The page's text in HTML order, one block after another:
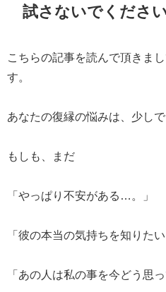
試さないでください
こちらの記事を読んで頂きま
す。
あなたの復縁の悩みは、少し
もしも、まだ
「やっぱり不安がある…。」
「彼の本当の気持ちを知りた
「あの人は私の事を今どう思